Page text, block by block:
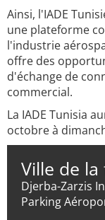
Ainsi, l'IADE
une plateforme
l'industrie
offre des
d'échange de
commercial.
La IADE Tunisia
octobre à
Ville de la
Djerba-Zarzis
Parking